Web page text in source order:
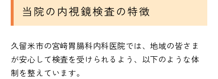
当院の内視鏡検査の特徴
久留米市の宮﨑胃腸科内科医院では、地域の皆さま
が安心して検査を受けられるよう、以下のような体
制を整えています。